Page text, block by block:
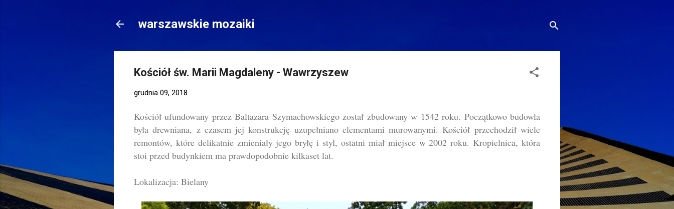
warszawskie mozaiki
Kościół św. Marii Magdaleny - Wawrzyszew
grudnia 09, 2018
Kościół ufundowany przez Baltazara Szymachowskiego został zbudowany w 1542 roku. Początkowo budowla
była drewniana, z czasem jej konstrukcję uzupełniano elementami murowanymi. Kościół przechodził wiele
remontów, które delikatnie zmieniały jego bryłę i styl, ostatni miał miejsce w 2002 roku. Kropielnica, która
stoi przed budynkiem ma prawdopodobnie kilkaset lat.
Lokalizacja: Bielany